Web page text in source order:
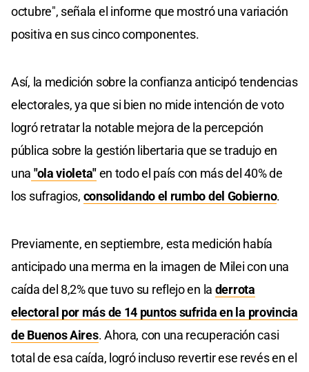
octubre", señala el informe que mostró una variación
positiva en sus cinco componentes.
Así, la medición sobre la confianza anticipó tendencias
electorales, ya que si bien no mide intención de voto
logró retratar la notable mejora de la percepción
pública sobre la gestión libertaria que se tradujo en
una "ola violeta"en todo el país con más del 40% de
los sufragios, consolidando el rumbo del Gobierno.
Previamente, en septiembre, esta medición había
anticipado una merma en la imagen de Milei con una
caída del 8,2% que tuvo su reflejo en la derrota
electoral por más de 14 puntos sufrida en la provincia
de Buenos Aires. Ahora, con una recuperación casi
total de esa caída, logró incluso revertir ese revés en el